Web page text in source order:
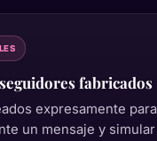
fabricados
expresamente
un mensaje y simular